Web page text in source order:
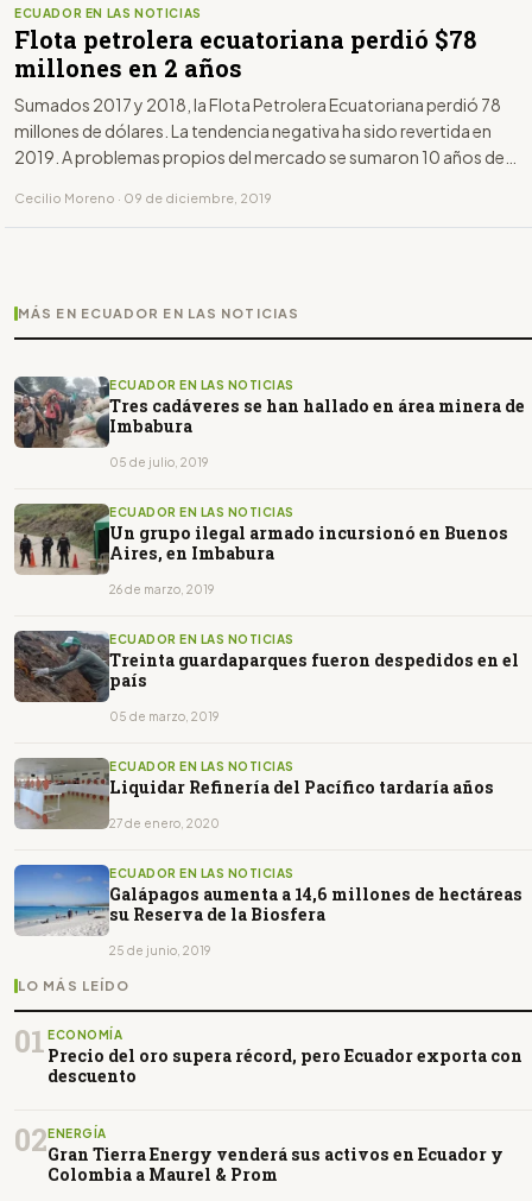
ECUADOR EN LAS NOTICIAS
Flota petrolera ecuatoriana perdió $78
millones en 2 años
Sumados 2017 y 2018, la Flota Petrolera Ecuatoriana perdió 78
millones de dólares. La tendencia negativa ha sido revertida en
2019. A problemas propios del mercado se sumaron 10 años de
ecuatoriana que no lleva el tricolor en la proa.
Cecilio Moreno · 09 de diciembre, 2019
MÁS EN ECUADOR EN LAS NOTICIAS
ECUADOR EN LAS NOTICIAS
Tres cadáveres se han hallado en área minera de
Imbabura
05 de julio, 2019
ECUADOR EN LAS NOTICIAS
Un grupo ilegal armado incursionó en Buenos
Aires, en Imbabura
26 de marzo, 2019
ECUADOR EN LAS NOTICIAS
Treinta guardaparques fueron despedidos en el
país
05 de marzo, 2019
ECUADOR EN LAS NOTICIAS
Liquidar Refinería del Pacífico tardaría años
27 de enero, 2020
ECUADOR EN LAS NOTICIAS
Galápagos aumenta a 14,6 millones de hectáreas
su Reserva de la Biosfera
25 de junio, 2019
LO MÁS LEÍDO
01 ECONOMÍA
Precio del oro supera récord, pero Ecuador exporta con
descuento
02ENERGÍA
Gran Tierra Energy venderá sus activos en Ecuador y
Colombia a Maurel & Prom